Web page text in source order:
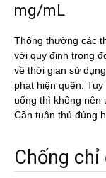
mg/mL
Thông thường các
với quy định trong
về thời gian sử
phát hiện quên.
uống thì không nên
Cần tuân thủ đúng
Chống chỉ